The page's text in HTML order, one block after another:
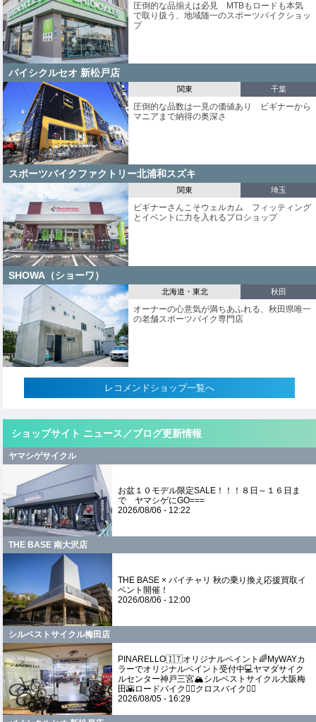
圧倒的な品揃えは必見 MTBもロードも本気
で取り扱う、地域随一のスポーツバイクショッ
プ
バイシクルセオ 新松戸店
関東 千葉
圧倒的な品数は一見の価値あり ビギナーから
マニアまで納得の奥深さ
スポーツバイクファクトリー北浦和スズキ
関東 埼玉
ビギナーさんこそウェルカム フィッティング
とイベントに力を入れるプロショップ
SHOWA（ショーワ）
北海道・東北 秋田
オーナーの心意気が満ちあふれる、秋田県唯一
の老舗スポーツバイク専門店
レコメンドショップ一覧へ
ショップサイト ニュース／ブログ更新情報
ヤマシゲサイクル
お盆１０モデル限定SALE！！！８日～１６日ま
で ヤマシゲにGO===
2026/08/06 - 12:22
THE BASE 南大沢店
THE BASE × バイチャリ 秋の乗り換え応援買取イ
ベント開催！
2026/08/06 - 12:00
シルベストサイクル梅田店
PINARELLO🇮🇹オリジナルペイント🌈MyWAYカ
ラーでオリジナルペイント受付中💻ヤマダサイク
ルセンター神戸三宮🏔️シルベストサイクル大阪梅
田🌇ロードバイク🚵‍♂️クロスバイク🚵‍♀️
2026/08/05 - 16:29